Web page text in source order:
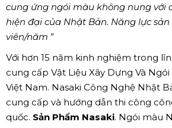
cung ứng ngói màu không nung với
hiện đại của Nhật Bản. Năng lực
viên/năm
Với hơn 15 năm kinh nghiệm trong
cung cấp Vật Liệu Xây Dựng Và
Việt Nam. Nasaki Công Nghệ Nhật
cung cấp và hướng dẫn thi công
quốc. Sản Phẩm Nasaki. Ngói màu